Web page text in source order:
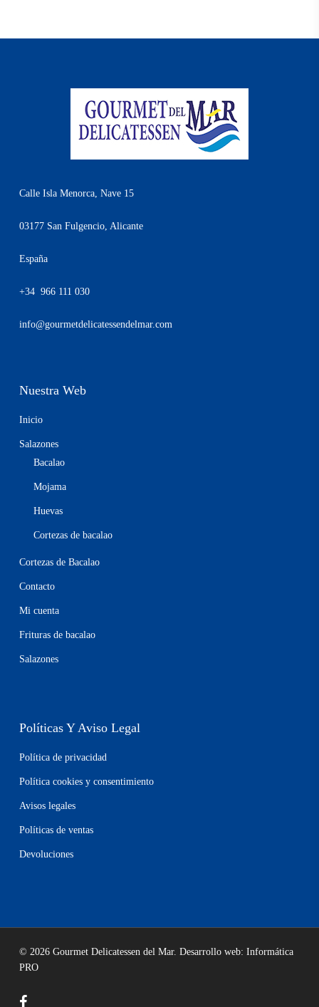
Calle Isla Menorca, Nave 15
03177 San Fulgencio, Alicante
España
+34 966 111 030
info@gourmetdelicatessendelmar.com
Nuestra Web
Inicio
Salazones
Bacalao
Mojama
Huevas
Cortezas de bacalao
Cortezas de Bacalao
Contacto
Mi cuenta
Frituras de bacalao
Salazones
Políticas Y Aviso Legal
Política de privacidad
Política cookies y consentimiento
Avisos legales
Políticas de ventas
Devoluciones
© 2026 Gourmet Delicatessen del Mar. Desarrollo web: Informática
PRO
facebook